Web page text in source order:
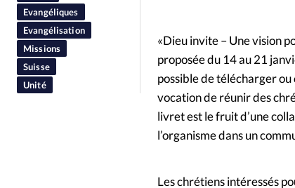
Evangéliques
Evangélisation
Missions
Suisse
Unité
«Dieu invite – Une vision
proposée du 14 au 21
possible de télécharger
vocation de réunir des
livret est le fruit d’une
l’organisme dans un
Les chrétiens intéressés